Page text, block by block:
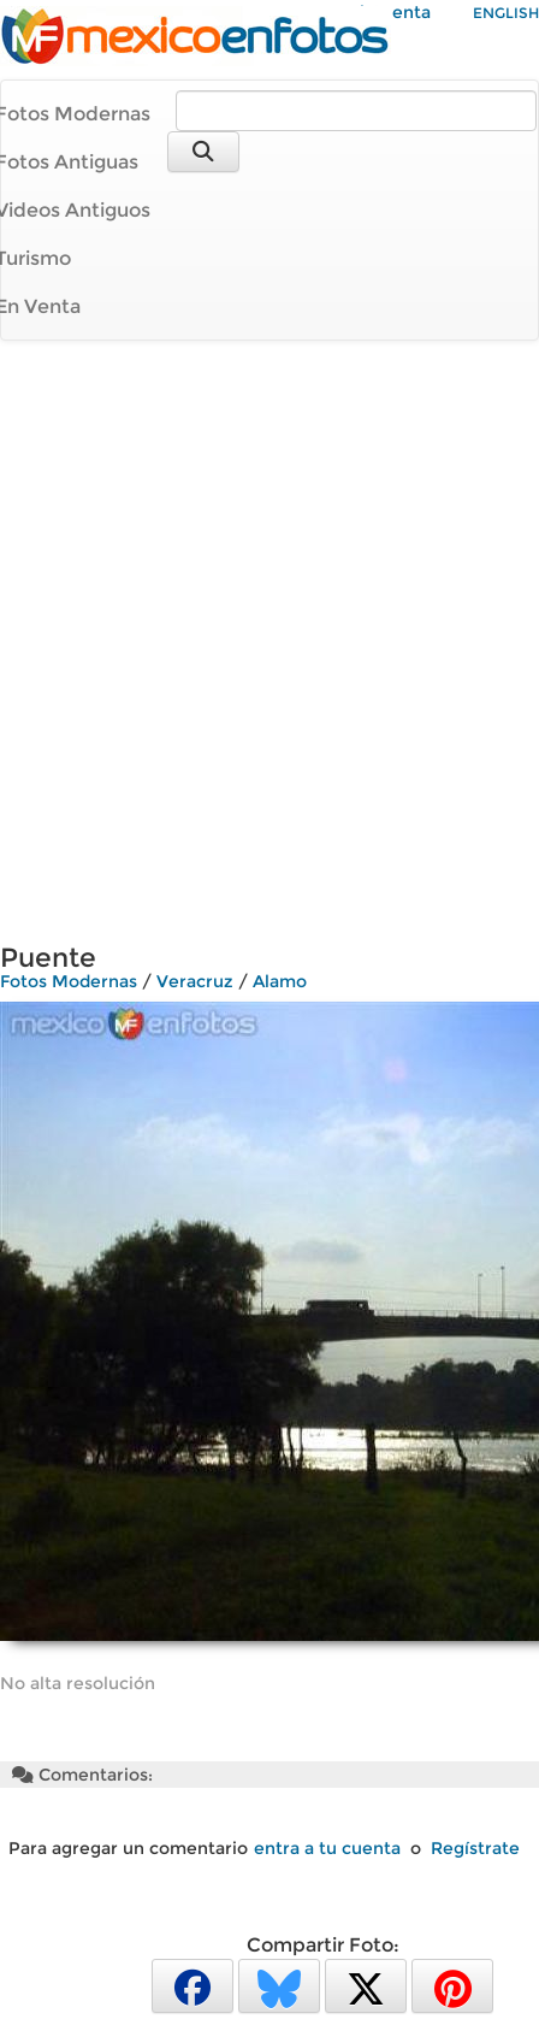
Mi Cuenta ENGLISH
Modernas
Antiguas
Antiguos
Venta
Puente
Fotos Modernas / Veracruz / Alamo
No alta resolución
Comentarios:
Para agregar un comentario entra a tu cuenta o Regístrate
Compartir Foto: